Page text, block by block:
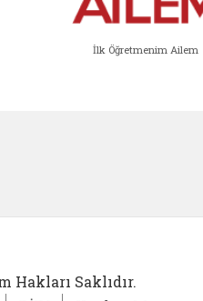
İlk Öğretmenim Ailem
Hakları Saklıdır.